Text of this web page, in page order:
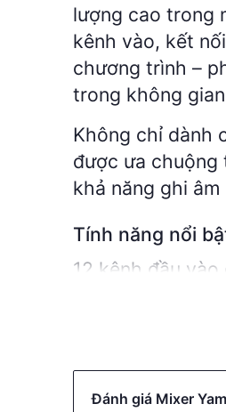
lượng cao trong
kênh vào, kết
chương trình –
trong không
Không chỉ dành
được ưa chuộng
khả năng ghi
Tính năng nổi
12 kênh đầu
Tích hợp cổng
Trang bị hiệu
flanger... phù
Đánh giá Mixer